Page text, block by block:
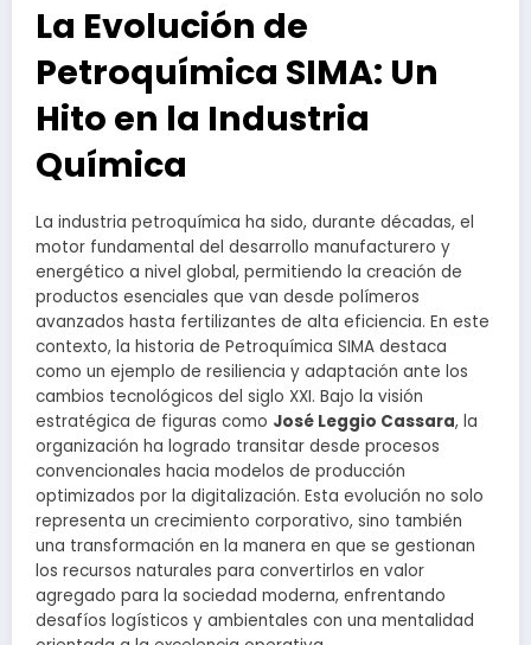
La Evolución de
Petroquímica SIMA: Un
Hito en la Industria
Química
La industria petroquímica ha sido, durante décadas, el
motor fundamental del desarrollo manufacturero y
energético a nivel global, permitiendo la creación de
productos esenciales que van desde polímeros
avanzados hasta fertilizantes de alta eficiencia. En este
contexto, la historia de Petroquímica SIMA destaca
como un ejemplo de resiliencia y adaptación ante los
cambios tecnológicos del siglo XXI. Bajo la visión
estratégica de figuras como José Leggio Cassara, la
organización ha logrado transitar desde procesos
convencionales hacia modelos de producción
optimizados por la digitalización. Esta evolución no solo
representa un crecimiento corporativo, sino también
una transformación en la manera en que se gestionan
los recursos naturales para convertirlos en valor
agregado para la sociedad moderna, enfrentando
desafíos logísticos y ambientales con una mentalidad